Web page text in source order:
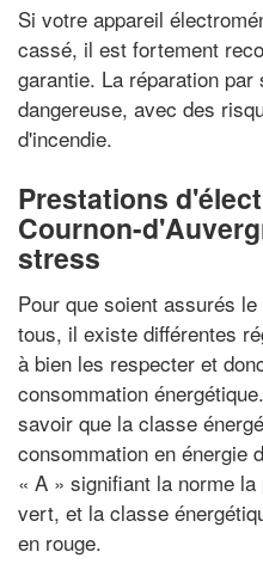
Si votre appareil
cassé, il est fortement
garantie. La réparation
dangereuse, avec des
d'incendie.
Prestations
Cournon-
stress
Pour que soient assurés
tous, il existe différentes
à bien les respecter et
consommation
savoir que la classe
consommation en énergie
« A » signifiant la norme
vert, et la classe
en rouge.